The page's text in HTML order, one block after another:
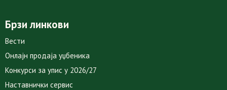
Брзи линкови
Вести
Онлајн продаја уџбеника
Конкурси за упис у 2026/27
Наставнички сервис